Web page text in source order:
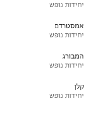
יחידות נופש
בריסל
יחידות נופש
שטרסבורג
יחידות נופש
אפשרויות נוספות